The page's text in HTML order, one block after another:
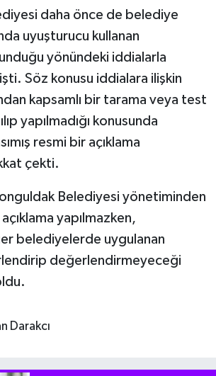
daha önce de belediye
uyuşturucu kullanan
yönündeki iddialarla
Söz konusu iddialara ilişkin
kapsamlı bir tarama veya test
yapılmadığı konusunda
resmi bir açıklama
çekti.
Belediyesi yönetiminden
yapılmazken,
belediyelerde uygulanan
değerlendirmeyeceği
Darakcı